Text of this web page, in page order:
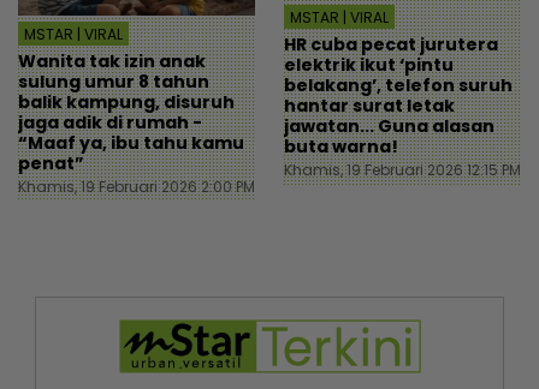
MSTAR | VIRAL
Wanita tak izin anak
sulung umur 8 tahun
balik kampung, disuruh
jaga adik di rumah -
“Maaf ya, ibu tahu kamu
penat”
Khamis, 19 Februari 2026 2:00 PM
MSTAR | VIRAL
HR cuba pecat jurutera
elektrik ikut ‘pintu
belakang’, telefon suruh
hantar surat letak
jawatan... Guna alasan
buta warna!
Khamis, 19 Februari 2026 12:15 PM